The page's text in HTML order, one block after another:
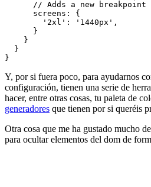
// Adds a new
      screens: {
        '2xl': '1440px',
      }
    }
  }
Y, por si fuera poco, para ayudarnos
configuración, tienen una serie de
hacer, entre otras cosas, tu paleta de
generadores que tienen por si queréis
Otra cosa que me ha gustado mucho
para ocultar elementos del dom de